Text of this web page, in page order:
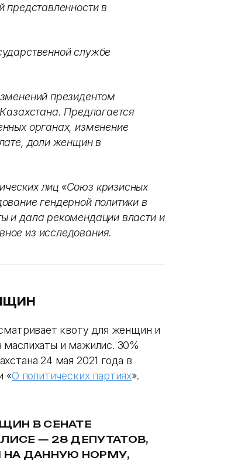
представленности в
службе
президентом
Предлагается
органах, изменение
доли женщин в
лиц «Союз кризисных
гендерной политики в
и дала рекомендации власти и
из исследования.
квоту для женщин и
и мажилис. 30%
24 мая 2021 года в
«О политических партиях».
В СЕНАТЕ
— 28 ДЕПУТАТОВ,
НА ДАННУЮ НОРМУ,